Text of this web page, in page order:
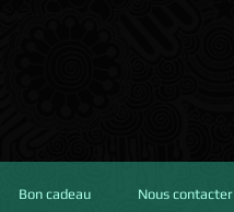
Bon cadeau Nous contacter